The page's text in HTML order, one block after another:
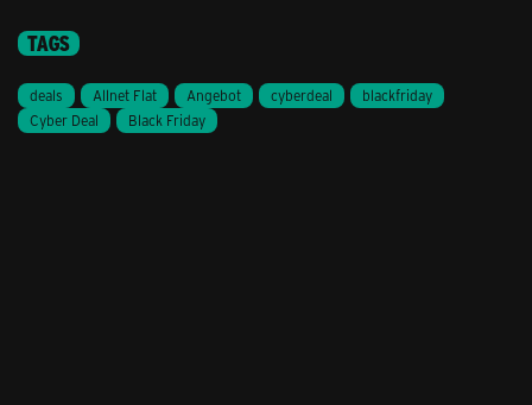
TAGS
deals Allnet Flat Angebot cyberdeal
blackfriday
Cyber Deal
Black Friday